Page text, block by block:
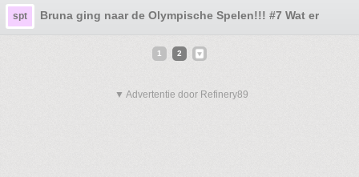
spt Bruna ging naar de Olympische Spelen!!! #7 Wat er toen
1 2
▼ Advertentie door Refinery89